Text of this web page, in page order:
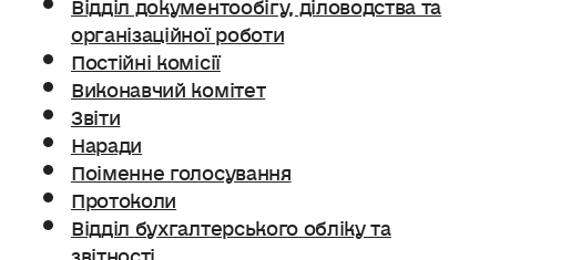
організаційної роботи
Постійні комісії
Виконавчий комітет
Звіти
Наради
Поіменне голосування
Протоколи
Відділ бухгалтерського обліку та
звітності